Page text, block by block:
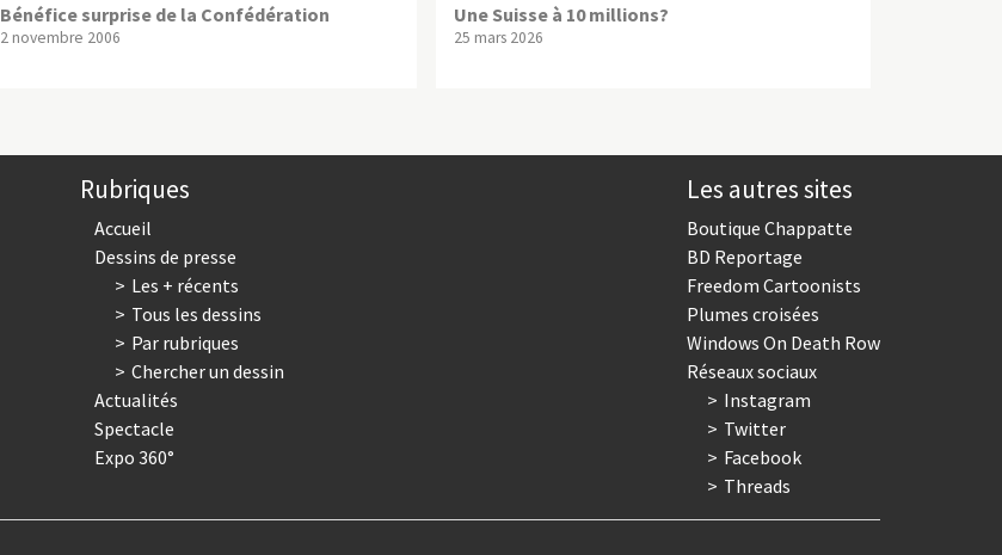
Bénéfice surprise de la Confédération
2 novembre 2006
Une Suisse à 10 millions?
25 mars 2026
Rubriques
Accueil
Dessins de presse
Les + récents
Tous les dessins
Par rubriques
Chercher un dessin
Actualités
Spectacle
Expo 360°
Les autres sites
Boutique Chappatte
BD Reportage
Freedom Cartoonists
Plumes croisées
Windows On Death Row
Réseaux sociaux
Instagram
Twitter
Facebook
Threads